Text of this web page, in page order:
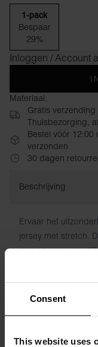
Consent
This website uses
1-pack
Bespaar
29%
Inloggen / Account
Materiaal:
Gratis verzending
Thuisbezorging,
Bestel vóór
verzonden
30 dagen
Beschrijving
Ervaar het
jersey met stretch.
zorgen voor een
een verborgen
Het model op de